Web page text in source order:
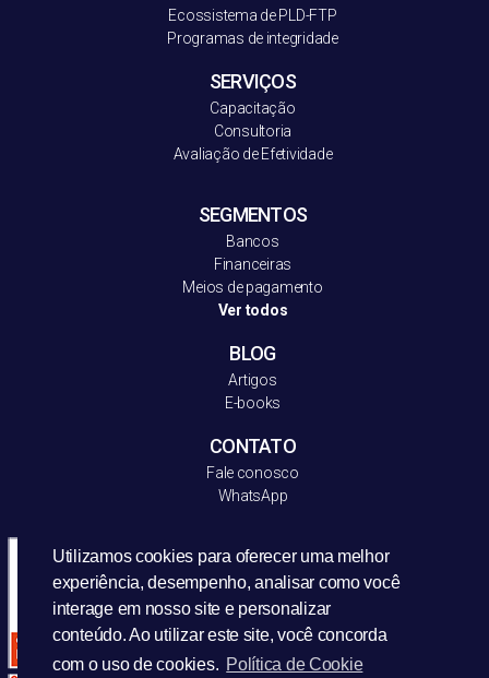
Utilizamos cookies para oferecer uma melhor
experiência, desempenho, analisar como você
interage em nosso site e personalizar
conteúdo. Ao utilizar este site, você concorda
com o uso de cookies. Política de Cookie
Ecossistema de PLD-FTP
Programas de integridade
SERVIÇOS
Capacitação
Consultoria
Avaliação de Efetividade
SEGMENTOS
Bancos
Financeiras
Meios de pagamento
Ver todos
BLOG
Artigos
E-books
CONTATO
Fale conosco
WhatsApp